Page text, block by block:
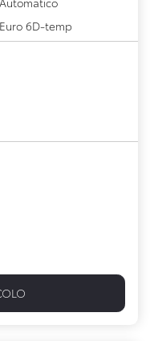
Euro 6D-temp